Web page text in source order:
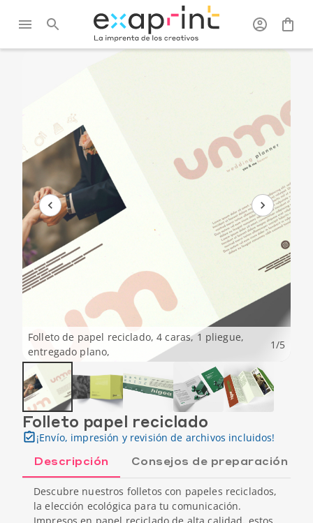
Folleto de papel reciclado, 4 caras, 1 pliegue,
entregado plano,
1/5
Folleto papel reciclado
¡Envío, impresión y revisión de archivos incluidos!
Descripción Consejos de preparación
Descubre nuestros folletos con papeles reciclados,
la elección ecológica para tu comunicación.